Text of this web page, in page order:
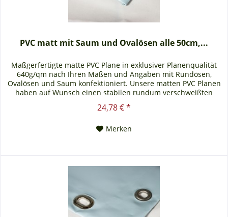
PVC matt mit Saum und Ovalösen alle 50cm,...
Maßgerfertigte matte PVC Plane in exklusiver Planenqualität
640g/qm nach Ihren Maßen und Angaben mit Rundösen,
Ovalösen und Saum konfektioniert. Unsere matten PVC Planen
haben auf Wunsch einen stabilen rundum verschweißten
Saum in der Farbe der Plane, dieser ist ca. 7cm breit. Jede
matte PVC Plane lässt sich bei uns mit verzinkten Ösen oder
24,78 € *
Merken